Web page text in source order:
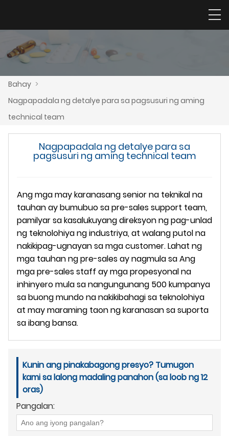
Bahay >
Nagpapadala ng detalye para sa pagsusuri ng aming
technical team
Nagpapadala ng detalye para sa
pagsusuri ng aming technical team
Ang mga may karanasang senior na teknikal na
tauhan ay bumubuo sa pre-sales support team,
pamilyar sa kasalukuyang direksyon ng pag-unlad
ng teknolohiya ng industriya, at walang putol na
nakikipag-ugnayan sa mga customer. Lahat ng
mga tauhan ng pre-sales ay nagmula sa Ang
mga pre-sales staff ay mga propesyonal na
inhinyero mula sa nangungunang 500 kumpanya
sa buong mundo na nakikibahagi sa teknolohiya
at may maraming taon ng karanasan sa suporta
sa ibang bansa.
Kunin ang pinakabagong presyo? Tumugon
kami sa lalong madaling panahon (sa loob ng 12
oras)
Pangalan: